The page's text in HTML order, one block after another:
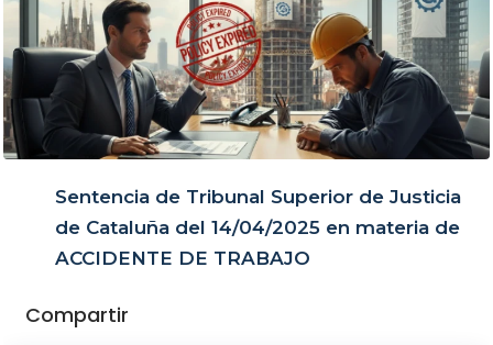
Sentencia de Tribunal Superior de Justicia
de Cataluña del 14/04/2025 en materia de
ACCIDENTE DE TRABAJO
Compartir